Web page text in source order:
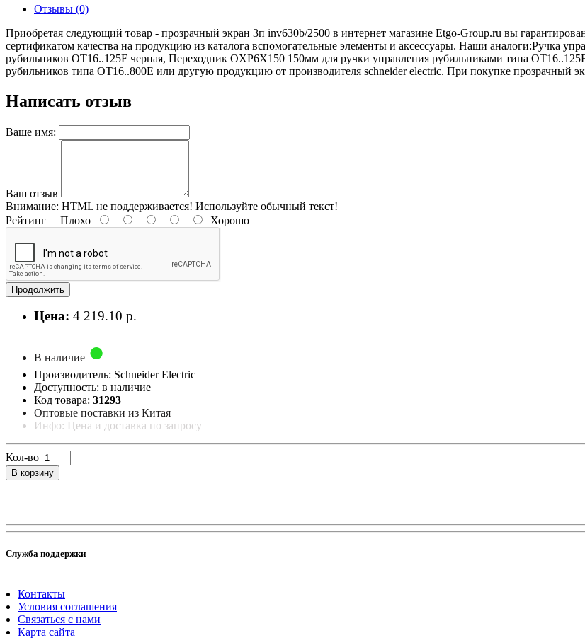
Отзывы (0)
Приобретая следующий товар - прозрачный экран 3п inv630b/2500 в интернет магазине Etgo-Group.ru вы
сертификатом качества на продукцию из каталога вспомогательные элементы и аксессуары. Наши аналоги:Ручка
рубильников ОТ16..125F черная, Переходник OXP6X150 150мм для ручки управления рубильниками типа
рубильников типа ОТ16..800Е или другую продукцию от производителя schneider electric. При покупке прозрачный
Написать отзыв
Ваше имя:
Ваш отзыв
Внимание: HTML не поддерживается! Используйте обычный текст!
Рейтинг Плохо Хорошо
Продолжить
Цена: 4 219.10 р.
В наличие
Производитель: Schneider Electric
Доступность: в наличие
Код товара: 31293
Оптовые поставки из Китая
Инфо: Цена и доставка по запросу
Кол-во
В корзину
Служба поддержки
Контакты
Условия соглашения
Связаться с нами
Карта сайта